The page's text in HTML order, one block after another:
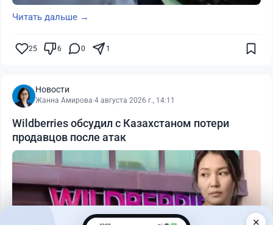
Читать дальше →
25 6 0 1
Новости
Жанна Амирова·4 августа 2026 г., 14:11
Wildberries обсудил с Казахстаном потери
продавцов после атак
✕